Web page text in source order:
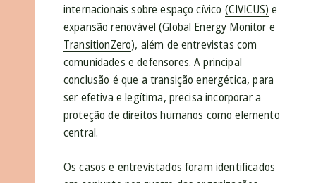
internacionais sobre espaço cívico (CIVICUS) e
expansão renovável (Global Energy Monitor e
TransitionZero), além de entrevistas com
comunidades e defensores. A principal
conclusão é que a transição energética, para
ser efetiva e legítima, precisa incorporar a
proteção de direitos humanos como elemento
central.
Os casos e entrevistados foram identificados